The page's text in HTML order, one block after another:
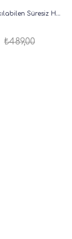
Charm Takılabilen Süresiz Haftalık Planlayıcı Cep Ajanda 9x17 cm Lacivert
₺489,00